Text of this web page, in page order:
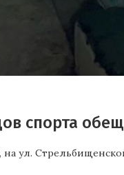
спорта
ул.